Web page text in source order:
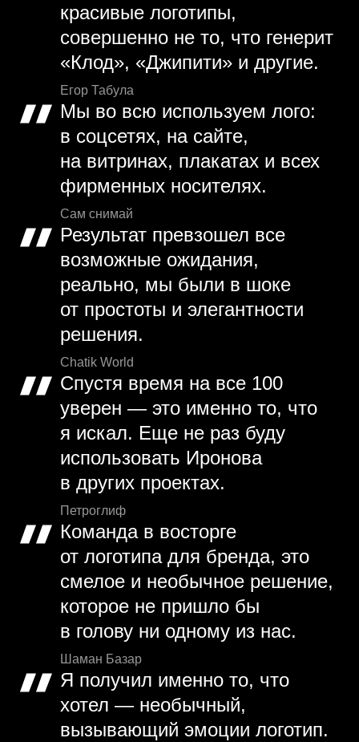
красивые логотипы,
совершенно не то, что генерит
«Клод», «Джипити» и другие.
Егор Табула
Мы во всю используем лого:
в соцсетях, на сайте,
на витринах, плакатах и всех
фирменных носителях.
Сам снимай
Результат превзошел все
возможные ожидания,
реально, мы были в шоке
от простоты и элегантности
решения.
Chatik World
Спустя время на все 100
уверен — это именно то, что
я искал. Еще не раз буду
использовать Иронова
в других проектах.
Петроглиф
Команда в восторге
от логотипа для бренда, это
смелое и необычное решение,
которое не пришло бы
в голову ни одному из нас.
Шаман Базар
Я получил именно то, что
хотел — необычный,
вызывающий эмоции логотип.